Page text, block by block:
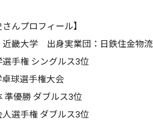
さんプロフィール】
近畿大学 出身実業団：日鉄住金物流
手権 シングルス3位
卓球選手権大会
準優勝 ダブルス3位
選手権 ダブルス3位